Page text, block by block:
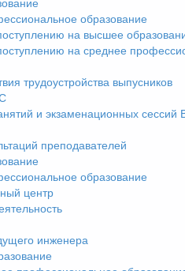
образование
на высшее
на среднее
трудоустройства выпусников
и экзаменационных
преподавателей
образование
центр
инженера